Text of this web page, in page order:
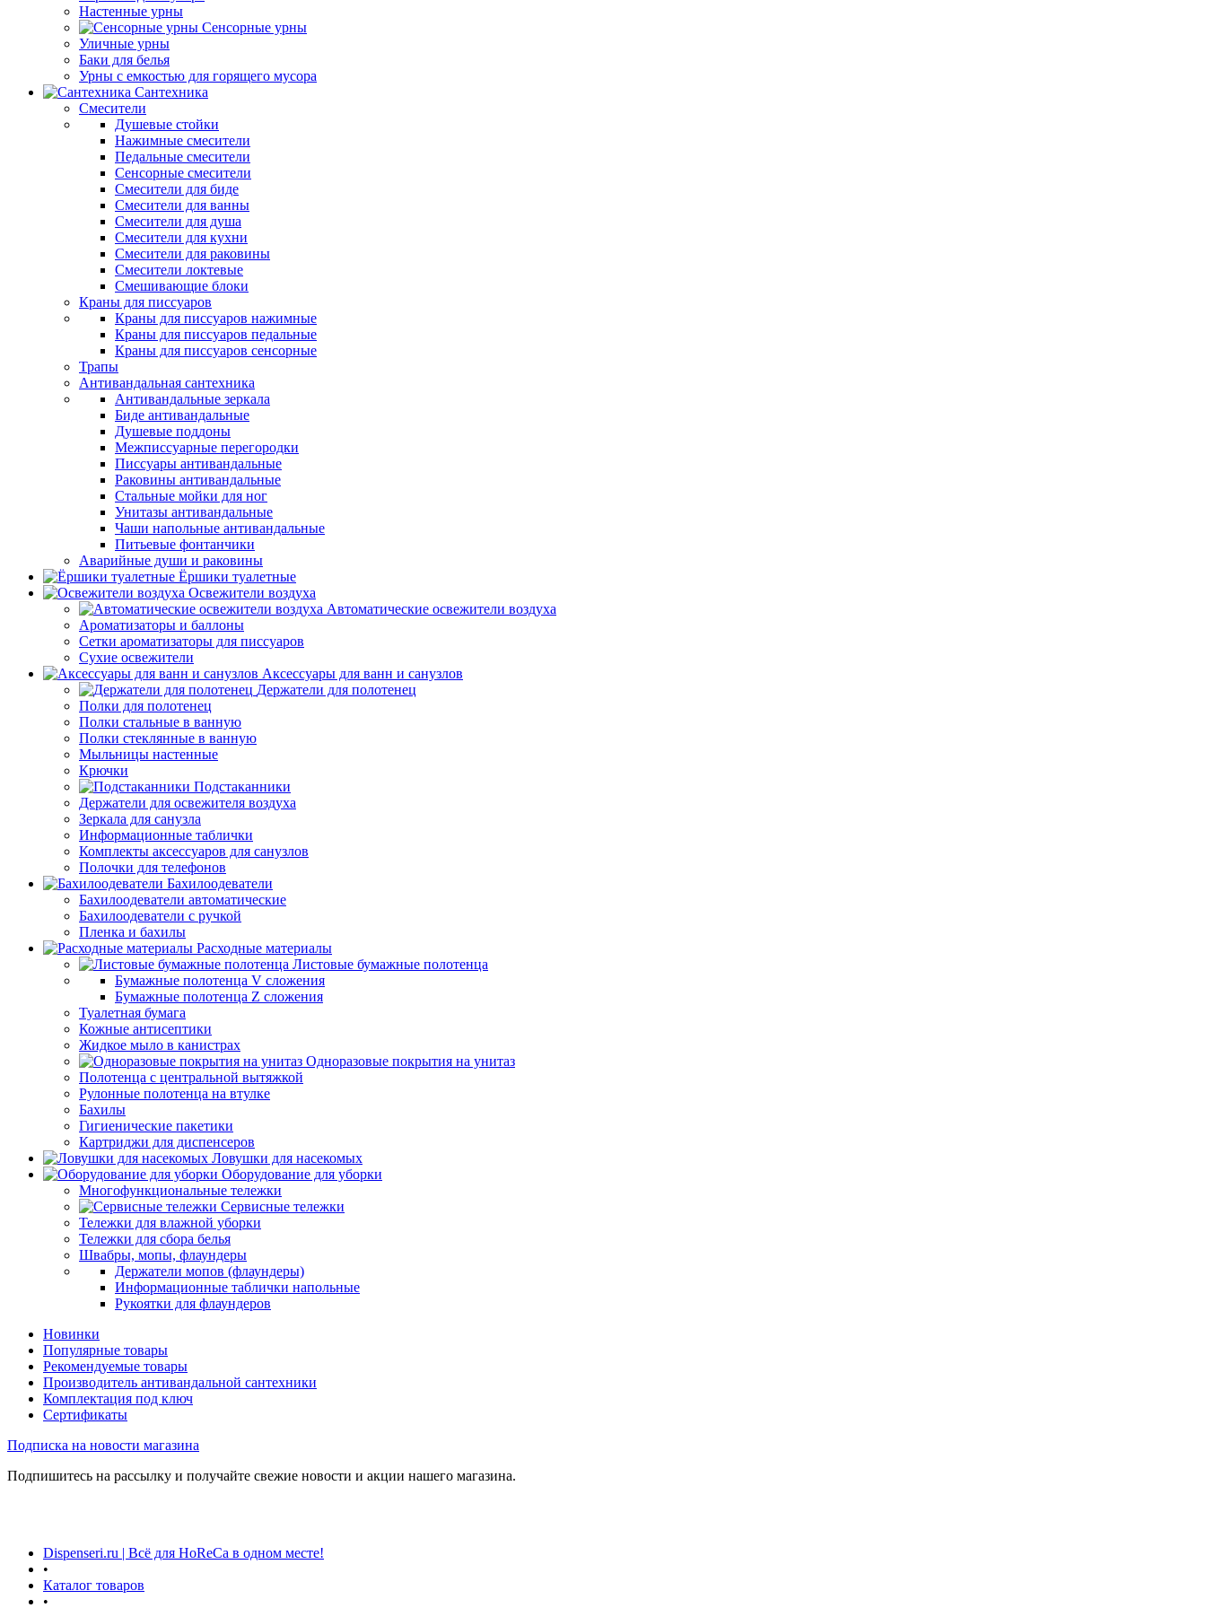
Настенные урны
Сенсорные урны
Уличные урны
Баки для белья
Урны с емкостью для горящего мусора
Сантехника
Смесители
Душевые стойки
Нажимные смесители
Педальные смесители
Сенсорные смесители
Смесители для биде
Смесители для ванны
Смесители для душа
Смесители для кухни
Смесители для раковины
Смесители локтевые
Смешивающие блоки
Краны для писсуаров
Краны для писсуаров нажимные
Краны для писсуаров педальные
Краны для писсуаров сенсорные
Трапы
Антивандальная сантехника
Антивандальные зеркала
Биде антивандальные
Душевые поддоны
Межписсуарные перегородки
Писсуары антивандальные
Раковины антивандальные
Стальные мойки для ног
Унитазы антивандальные
Чаши напольные антивандальные
Питьевые фонтанчики
Аварийные души и раковины
Ёршики туалетные
Освежители воздуха
Автоматические освежители воздуха
Ароматизаторы и баллоны
Сетки ароматизаторы для писсуаров
Сухие освежители
Аксессуары для ванн и санузлов
Держатели для полотенец
Полки для полотенец
Полки стальные в ванную
Полки стеклянные в ванную
Мыльницы настенные
Крючки
Подстаканники
Держатели для освежителя воздуха
Зеркала для санузла
Информационные таблички
Комплекты аксессуаров для санузлов
Полочки для телефонов
Бахилоодеватели
Бахилоодеватели автоматические
Бахилоодеватели с ручкой
Пленка и бахилы
Расходные материалы
Листовые бумажные полотенца
Бумажные полотенца V сложения
Бумажные полотенца Z сложения
Туалетная бумага
Кожные антисептики
Жидкое мыло в канистрах
Одноразовые покрытия на унитаз
Полотенца с центральной вытяжкой
Рулонные полотенца на втулке
Бахилы
Гигиенические пакетики
Картриджи для диспенсеров
Ловушки для насекомых
Оборудование для уборки
Многофункциональные тележки
Сервисные тележки
Тележки для влажной уборки
Тележки для сбора белья
Швабры, мопы, флаундеры
Держатели мопов (флаундеры)
Информационные таблички напольные
Рукоятки для флаундеров
Новинки
Популярные товары
Рекомендуемые товары
Производитель антивандальной сантехники
Комплектация под ключ
Сертификаты
Подписка на новости магазина
Подпишитесь на рассылку и получайте свежие новости и акции нашего магазина.
Dispenseri.ru | Всё для HoReCa в одном месте!
•
Каталог товаров
•